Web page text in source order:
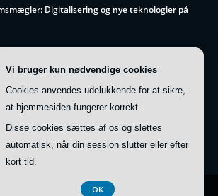
Digitalisering og nye teknologier på
| Theme: HoneyBee
Vi bruger kun nødvendige cookies
Cookies anvendes udelukkende for at sikre,
at hjemmesiden fungerer korrekt.
Disse cookies sættes af os og slettes
automatisk, når din session slutter eller efter
kort tid.
OK